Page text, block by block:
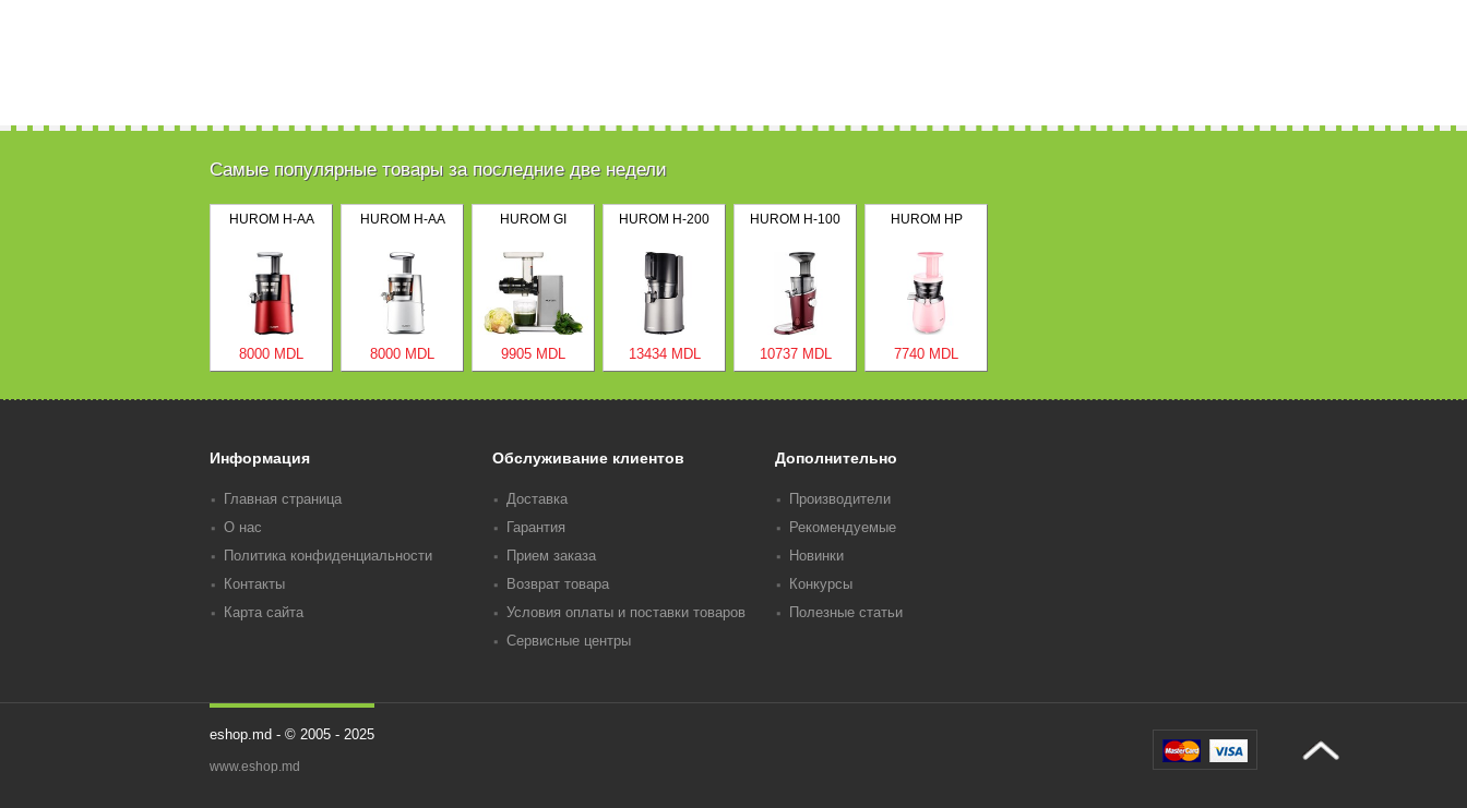
Самые популярные товары за последние две недели
HUROM H-AA
8000 MDL
HUROM H-AA
8000 MDL
HUROM GI
9905 MDL
HUROM H-200
13434 MDL
HUROM H-100
10737 MDL
HUROM HP
7740 MDL
Информация
Главная страница
О нас
Политика конфиденциальности
Контакты
Карта сайта
Обслуживание клиентов
Доставка
Гарантия
Прием заказа
Возврат товара
Условия оплаты и поставки товаров
Сервисные центры
Дополнительно
Производители
Рекомендуемые
Новинки
Конкурсы
Полезные статьи
eshop.md - © 2005 - 2025
www.eshop.md